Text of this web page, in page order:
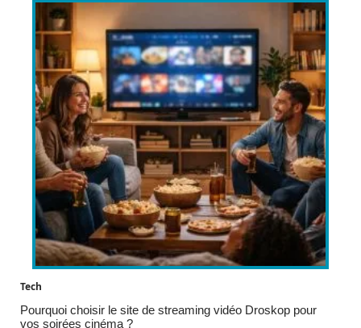
Tech
Pourquoi choisir le site de streaming vidéo Droskop pour
vos soirées cinéma ?